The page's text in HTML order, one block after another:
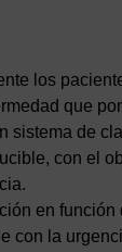
los
que
sistema de
con el
en función
con la